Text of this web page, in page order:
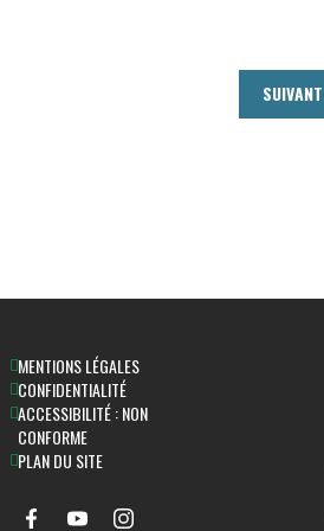
SUIVANT
MENTIONS LÉGALES
CONFIDENTIALITÉ
ACCESSIBILITÉ : NON
CONFORME
PLAN DU SITE